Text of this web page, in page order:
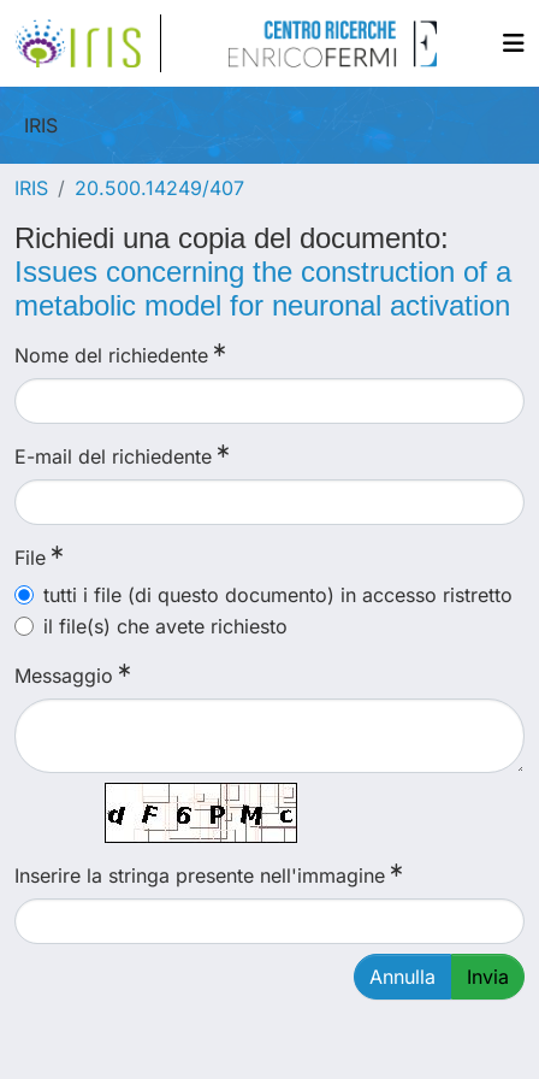
IRIS
IRIS 20.500.14249/407
Richiedi una copia del documento:
Issues concerning the construction of a
metabolic model for neuronal activation
Nome del richiedente
E-mail del richiedente
File
tutti i file (di questo documento) in accesso ristretto
il file(s) che avete richiesto
Messaggio
Inserire la stringa presente nell'immagine
Annulla Invia